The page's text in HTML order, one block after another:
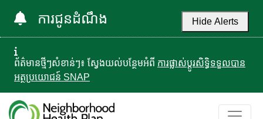
ការជូនដំណឹង Hide Alerts
ព័ត៌មានថ្មីៗសំខាន់ៗ៖ ស្វែងយល់បន្ថែមអំពី ការផ្លាស់ប្តូរសិទ្ធិទទួលបាន
អត្ថប្រយោជន៍ SNAP